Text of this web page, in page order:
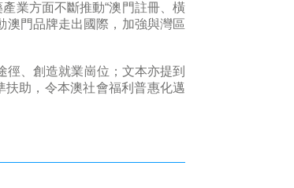
業方面不斷推動“澳門註冊、橫
澳門品牌走出國際，加強與灣區
徑、創造就業崗位；文本亦提到
助，令本澳社會福利普惠化邁